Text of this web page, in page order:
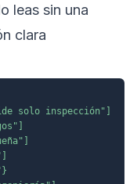
leas sin una
clara
solo inspección"]